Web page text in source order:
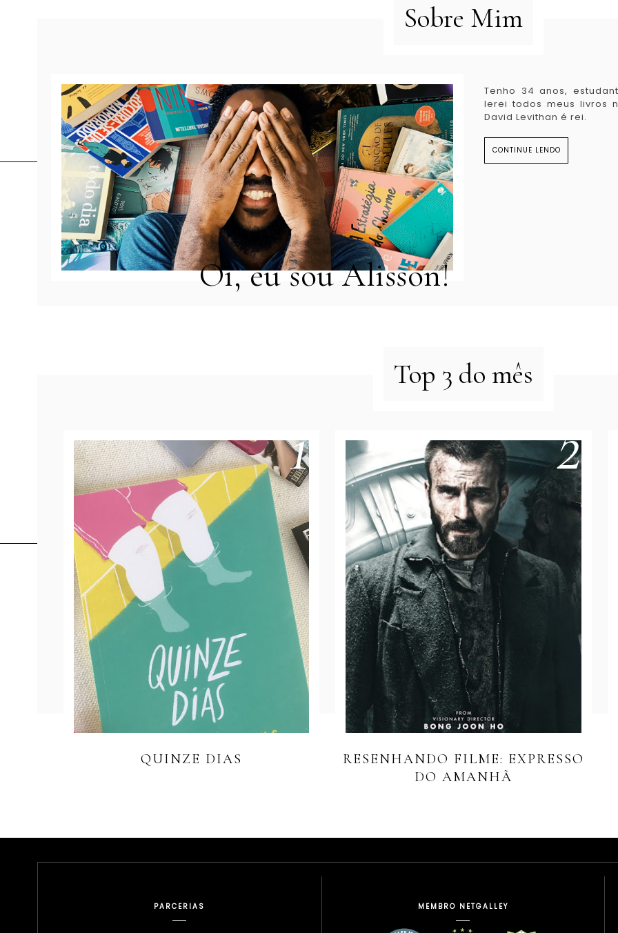
Sobre Mim
Oi, eu sou Alisson!
Tenho 34 anos,
lerei todos meus livros
David Levithan é rei.
CONTINUE LENDO
Top 3 do mês
QUINZE DIAS
RESENHANDO FILME: EXPRESSO
DO AMANHÃ
PARCERIAS MEMBRO NETGALLEY